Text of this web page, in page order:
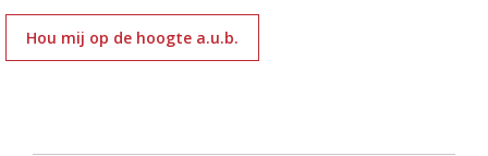
Hou mij op de hoogte a.u.b.